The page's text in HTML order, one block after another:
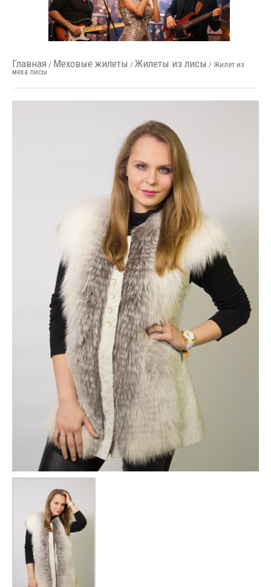
Главная / Меховые жилеты / Жилеты из лисы / Жилет из
меха лисы